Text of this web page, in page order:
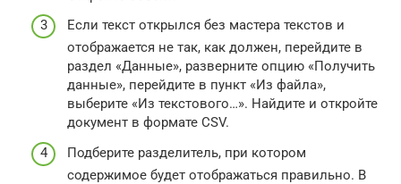
Если текст открылся без мастера текстов и
отображается не так, как должен, перейдите в
раздел «Данные», разверните опцию «Получить
данные», перейдите в пункт «Из файла»,
выберите «Из текстового…». Найдите и откройте
документ в формате CSV.
Подберите разделитель, при котором
содержимое будет отображаться правильно. В